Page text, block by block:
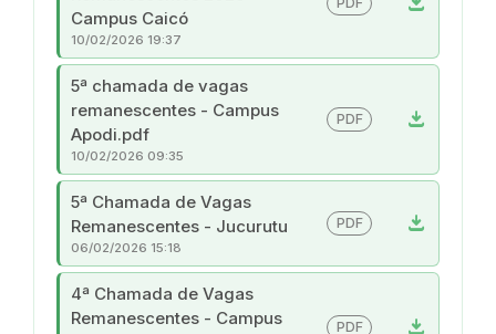
Campus Caicó
10/02/2026 19:37
5ª chamada de vagas
remanescentes - Campus
Apodi.pdf
download
PDF
10/02/2026 09:35
5ª Chamada de Vagas
Remanescentes - Jucurutu
download
PDF
06/02/2026 15:18
4ª Chamada de Vagas
Remanescentes - Campus
download
PDF